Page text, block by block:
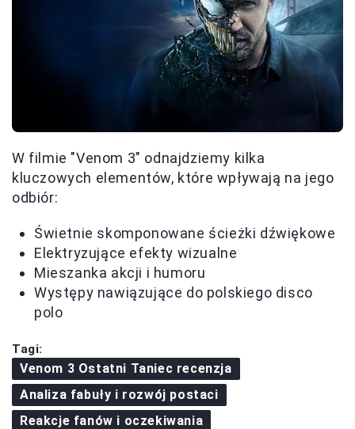
W filmie "Venom 3" odnajdziemy kilka
kluczowych elementów, które wpływają na jego
odbiór:
Świetnie skomponowane ścieżki dźwiękowe
Elektryzujące efekty wizualne
Mieszanka akcji i humoru
Występy nawiązujące do polskiego disco
polo
Tagi:
Venom 3 Ostatni Taniec recenzja
Analiza fabuły i rozwój postaci
Reakcje fanów i oczekiwania